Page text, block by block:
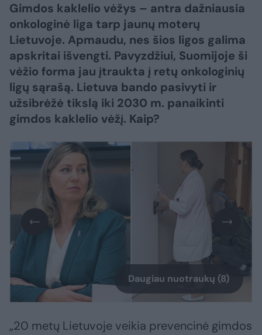
Gimdos kaklelio vėžys – antra dažniausia
onkologinė liga tarp jaunų moterų
Lietuvoje. Apmaudu, nes šios ligos galima
apskritai išvengti. Pavyzdžiui, Suomijoje ši
vėžio forma jau įtraukta į retų onkologinių
ligų sąrašą. Lietuva bando pasivyti ir
užsibrėžė tikslą iki 2030 m. panaikinti
gimdos kaklelio vėžį. Kaip?
Daugiau nuotraukų (8)
„20 metų Lietuvoje veikia prevencinė gimdos